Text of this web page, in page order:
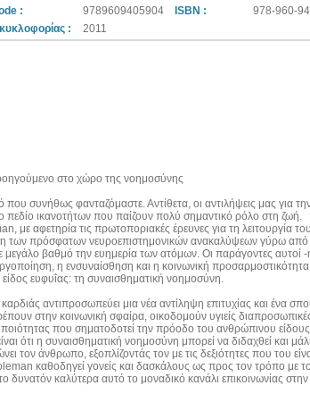
:
9789609405904 ISBN :
978-960-
:
2011
στο χώρο της νοημοσύνης
που συνήθως φανταζόμαστε. Αντίθετα, οι αντιλήψεις μας για
πεδίο ικανοτήτων που παίζουν πολύ σημαντικό ρόλο στη ζωή.
με αφετηρία τις πρωτοποριακές έρευνες για τη λειτουργία
των πρόσφατων νευροεπιστημονικών ανακαλύψεων γύρω από
μεγάλο βαθμό την ευημερία των ατόμων. Οι παράγοντες αυτοί
η ενσυναίσθηση και η κοινωνική
ευφυΐας: τη συναισθηματική νοημοσύνη.
αντιπροσωπεύει μια νέα αντίληψη επιτυχίας και ένα
στην κοινωνική σφαίρα, οικοδομούν υγιείς
που σηματοδοτεί την πρόοδο του ανθρώπινου
ότι η συναισθηματική νοημοσύνη μπορεί να διδαχθεί και
τον άνθρωπο, εξοπλίζοντάς τον με τις δεξιότητες που του
καθοδηγεί γονείς και δασκάλους ως προς τον τρόπο με
δυνατόν καλύτερα αυτό το μοναδικό κανάλι επικοινωνίας στην